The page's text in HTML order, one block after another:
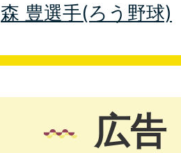
森 豊選手(ろう野球)
広告